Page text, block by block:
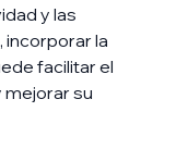
y las
incorporar la
facilitar el
su